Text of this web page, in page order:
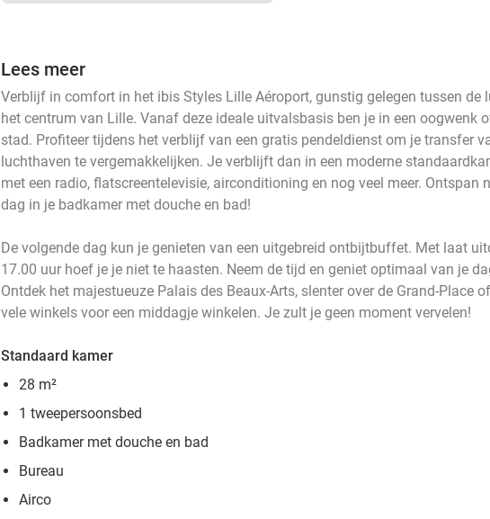
Lees meer
Verblijf in comfort in het ibis Styles Lille Aéroport, gunstig gelegen tussen de
het centrum van Lille. Vanaf deze ideale uitvalsbasis ben je in een oogwenk
stad. Profiteer tijdens het verblijf van een gratis pendeldienst om je transfer
luchthaven te vergemakkelijken. Je verblijft dan in een moderne
met een radio, flatscreentelevisie, airconditioning en nog veel meer. Ontspan
dag in je badkamer met douche en bad!
De volgende dag kun je genieten van een uitgebreid ontbijtbuffet. Met laat
17.00 uur hoef je je niet te haasten. Neem de tijd en geniet optimaal van je
Ontdek het majestueuze Palais des Beaux-Arts, slenter over de Grand-Place
vele winkels voor een middagje winkelen. Je zult je geen moment vervelen!
Standaard kamer
28 m²
1 tweepersoonsbed
Badkamer met douche en bad
Bureau
Airco